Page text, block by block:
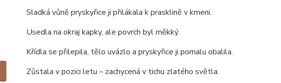
Sladká vůně pryskyřice ji přilákala k prasklině v kmeni.
Usedla na okraj kapky, ale povrch byl měkký.
Křídla se přilepila, tělo uvázlo a pryskyřice ji pomalu obalila.
Zůstala v pozici letu – zachycená v tichu zlatého světla.